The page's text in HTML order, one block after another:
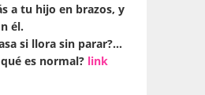
a tu hijo en brazos, y
él.
si llora sin parar?…
es normal? link